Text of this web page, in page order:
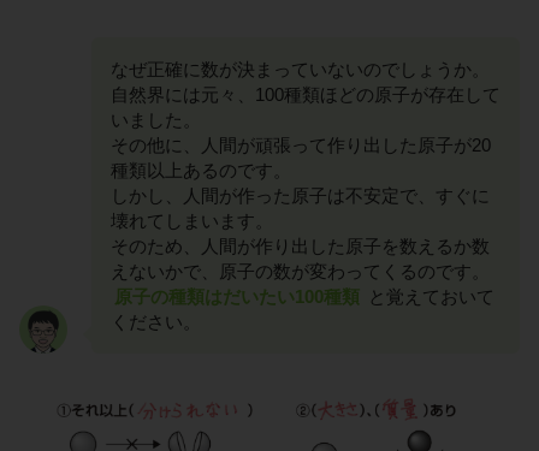
なぜ正確に数が決まっていないのでしょうか。
自然界には元々、100種類ほどの原子が存在して
いました。
その他に、人間が頑張って作り出した原子が20
種類以上あるのです。
しかし、人間が作った原子は不安定で、すぐに
壊れてしまいます。
そのため、人間が作り出した原子を数えるか数
えないかで、原子の数が変わってくるのです。
原子の種類はだいたい100種類 と覚えておいて
ください。